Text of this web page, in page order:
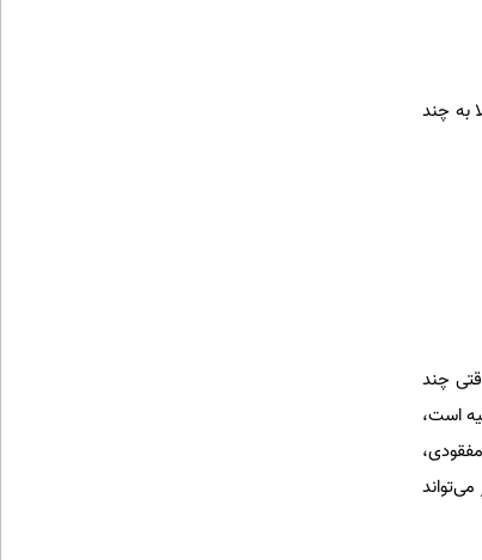
به چند
چند
است،